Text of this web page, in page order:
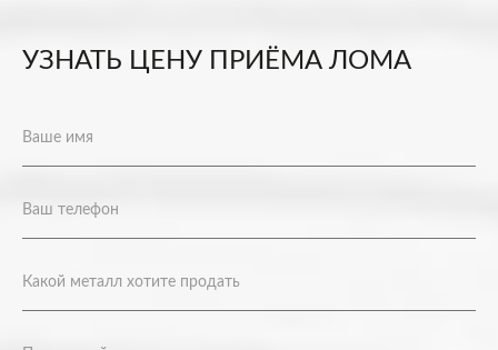
УЗНАТЬ ЦЕНУ ПРИЁМА ЛОМА